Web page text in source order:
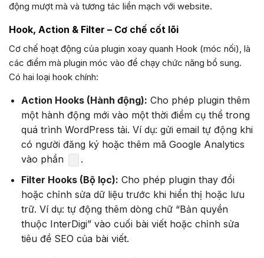
động mượt mà và tương tác liền mạch với website.
Hook, Action & Filter – Cơ chế cốt lõi
Cơ chế hoạt động của plugin xoay quanh Hook (móc nối), là
các điểm mà plugin móc vào để chạy chức năng bổ sung.
Có hai loại hook chính:
Action Hooks (Hành động): Cho phép plugin thêm
một hành động mới vào một thời điểm cụ thể trong
quá trình WordPress tải. Ví dụ: gửi email tự động khi
có người đăng ký hoặc thêm mã Google Analytics
vào phần
.
Filter Hooks (Bộ lọc): Cho phép plugin thay đổi
hoặc chỉnh sửa dữ liệu trước khi hiển thị hoặc lưu
trữ. Ví dụ: tự động thêm dòng chữ “Bản quyền
thuộc InterDigi” vào cuối bài viết hoặc chỉnh sửa
tiêu đề SEO của bài viết.